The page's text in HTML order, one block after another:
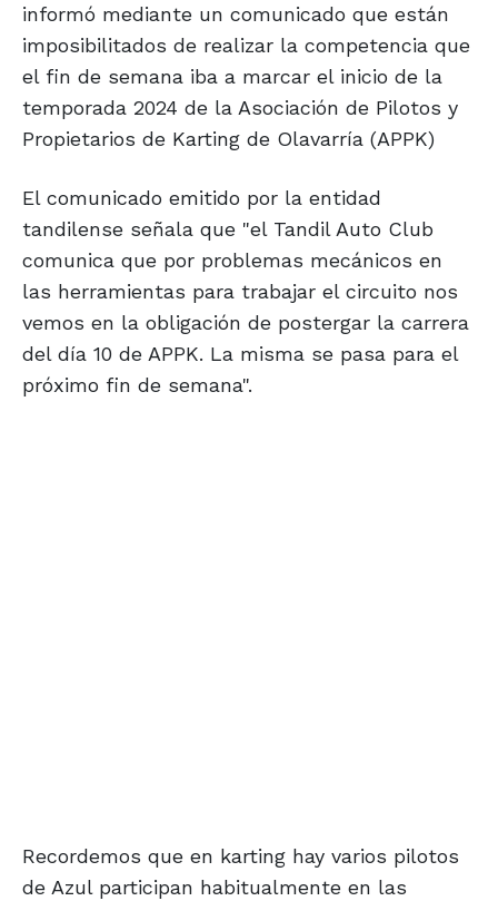
informó mediante un comunicado que están
imposibilitados de realizar la competencia que
el fin de semana iba a marcar el inicio de la
temporada 2024 de la Asociación de Pilotos y
Propietarios de Karting de Olavarría (APPK)
El comunicado emitido por la entidad
tandilense señala que "el Tandil Auto Club
comunica que por problemas mecánicos en
las herramientas para trabajar el circuito nos
vemos en la obligación de postergar la carrera
del día 10 de APPK. La misma se pasa para el
próximo fin de semana".
Recordemos que en karting hay varios pilotos
de Azul participan habitualmente en las